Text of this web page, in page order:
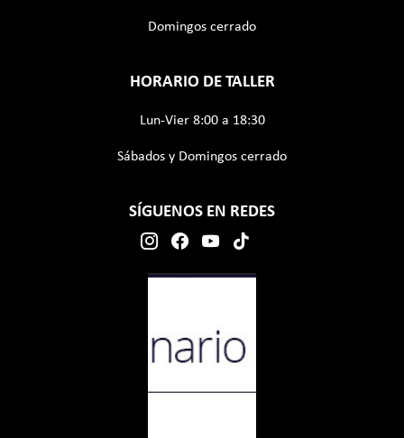
Domingos cerrado
HORARIO DE TALLER
Lun-Vier 8:00 a 18:30
Sábados y Domingos cerrado
SÍGUENOS EN REDES